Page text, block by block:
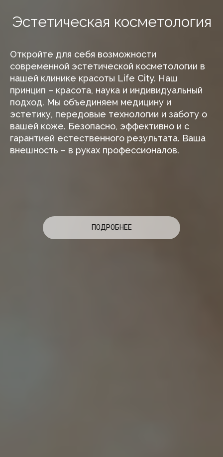
Эстетическая косметология
Откройте для себя возможности
современной эстетической косметологии в
нашей клинике красоты Life City. Наш
принцип – красота, наука и индивидуальный
подход. Мы объединяем медицину и
эстетику, передовые технологии и заботу о
вашей коже. Безопасно, эффективно и с
гарантией естественного результата. Ваша
внешность – в руках профессионалов.
ПОДРОБНЕЕ